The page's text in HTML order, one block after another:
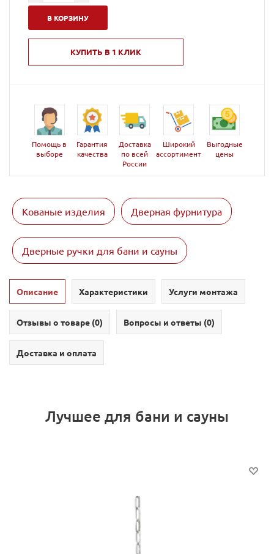
В КОРЗИНУ
КУПИТЬ В 1 КЛИК
Помощь в
выборе
Гарантия
качества
Доставка
по всей
России
Широкий
ассортимент
Выгодные
цены
Кованые изделия Дверная фурнитура
Дверные ручки для бани и сауны
Описание Характеристики Услуги монтажа
Отзывы о товаре (0) Вопросы и ответы (0)
Доставка и оплата
Лучшее для бани и сауны